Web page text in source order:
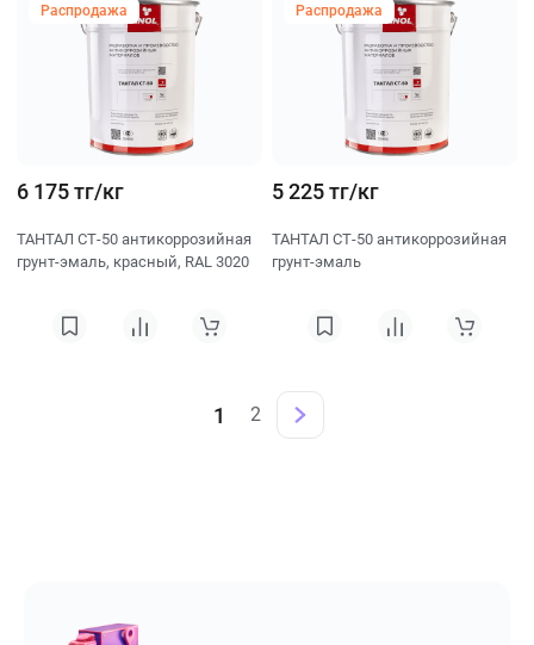
Распродажа
6 175 тг/кг
ТАНТАЛ СТ‐50 антикоррозийная
грунт-эмаль, красный, RAL 3020
Распродажа
5 225 тг/кг
ТАНТАЛ СТ‐50 антикоррозийная
грунт-эмаль
1 2